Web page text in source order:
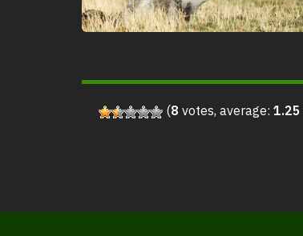
(8votes, average:1.25